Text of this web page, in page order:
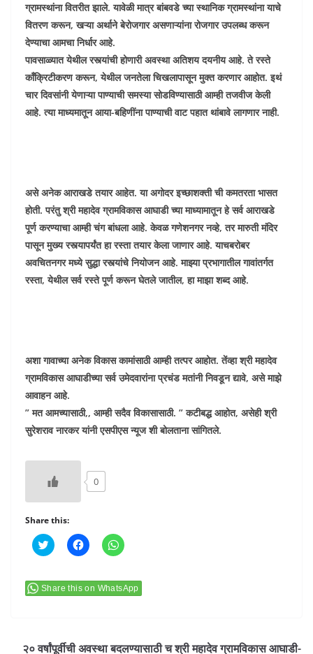
ग्रामस्थांना वितरीत झाले. यावेळी मात्र बांबवडे च्या स्थानिक ग्रामस्थांना याचे
वितरण करून, खऱ्या अर्थाने बेरोजगार असणाऱ्यांना रोजगार उपलब्ध करून
देण्याचा आमचा निर्धार आहे.
पावसाळ्यात येथील रस्त्यांची होणारी अवस्था अतिशय दयनीय आहे. ते रस्ते
कॉंक्रिटीकरण करून, येथील जनतेला चिखलापासून मुक्त करणार आहोत. इथं
चार दिवसांनी येणाऱ्या पाण्याची समस्या सोडविण्यासाठी आम्ही तजवीज केली
आहे. त्या माध्यमातून आया-बहिणींना पाण्याची वाट पहात थांबावे लागणार नाही.
असे अनेक आराखडे तयार आहेत. या अगोदर इच्छाशक्ती ची कमतरता भासत
होती. परंतु श्री महादेव ग्रामविकास आघाडी च्या माध्यामातून हे सर्व आराखडे
पूर्ण करण्याचा आम्ही चंग बांधला आहे. केवळ गणेशनगर नव्हे, तर मारुती मंदिर
पासून मुख्य रस्त्यापर्यंत हा रस्ता तयार केला जाणार आहे. याचबरोबर
अवचितनगर मध्ये सुद्धा रस्त्यांचे नियोजन आहे. माझ्या प्रभागातील गावांतर्गत
रस्ता, येथील सर्व रस्ते पूर्ण करून घेतले जातील, हा माझा शब्द आहे.
अशा गावाच्या अनेक विकास कामांसाठी आम्ही तत्पर आहोत. तेंव्हा श्री महादेव
ग्रामविकास आघाडीच्या सर्व उमेदवारांना प्रचंड मतांनी निवडून द्यावे, असे माझे
आवाहन आहे.
” मत आमच्यासाठी,, आम्ही सदैव विकासासाठी. ” कटीबद्ध आहोत, असेही श्री
सुरेशराव नारकर यांनी एसपीएस न्यूज शी बोलताना सांगितले.
0
Share this:
C
l
k
t
o
e
C
l
k
t
o
e
C
l
k
t
o
e
Share this on WhatsApp
२० वर्षांपूर्वीची अवस्था बदलण्यासाठी च श्री महादेव ग्रामविकास आघाडी-